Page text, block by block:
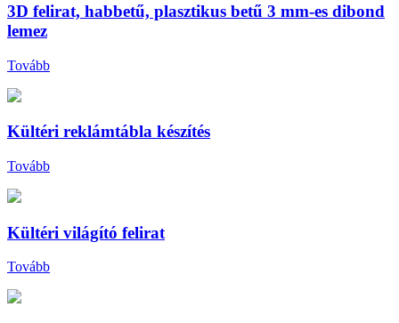
3D felirat, habbetű, plasztikus betű 3 mm-es dibond
lemez
Tovább
Kültéri reklámtábla készítés
Tovább
Kültéri világító felirat
Tovább